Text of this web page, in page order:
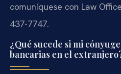
comuníquese con Law
437-7747.
¿Qué sucede si mi
bancarias en el